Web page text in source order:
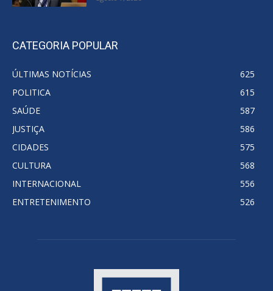
CATEGORIA POPULAR
ÚLTIMAS NOTÍCIAS
625
POLITICA
615
SAÚDE
587
JUSTIÇA
586
CIDADES
575
CULTURA
568
INTERNACIONAL
556
ENTRETENIMENTO
526